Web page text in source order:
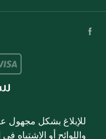
للإبلاغ بشكل مجهول
واللوائح أو الاشتباه